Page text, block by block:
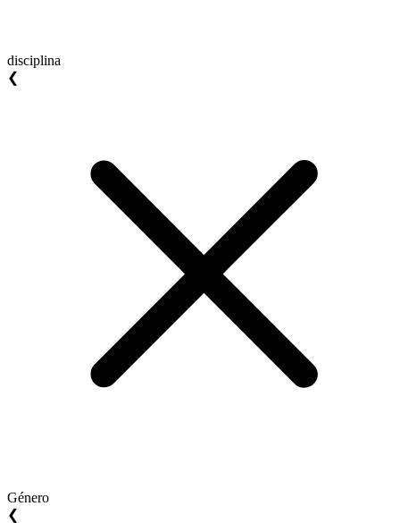
disciplina
❮
Género
❮